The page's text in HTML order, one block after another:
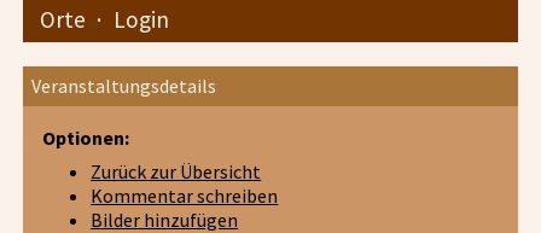
Orte · Login
Veranstaltungsdetails
Optionen:
Zurück zur Übersicht
Kommentar schreiben
Bilder hinzufügen